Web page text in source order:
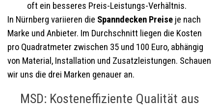
oft ein besseres Preis-Leistungs-Verhältnis.
In Nürnberg variieren die Spanndecken Preise je nach
Marke und Anbieter. Im Durchschnitt liegen die Kosten
pro Quadratmeter zwischen 35 und 100 Euro, abhängig
von Material, Installation und Zusatzleistungen. Schauen
wir uns die drei Marken genauer an.
MSD: Kosteneffiziente Qualität aus